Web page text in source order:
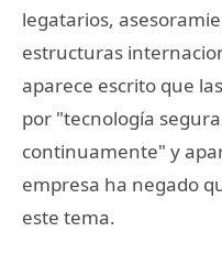
legatarios,
estructuras
aparece escrito que
por "tecnología
continuamente" y
empresa ha negado
este tema.